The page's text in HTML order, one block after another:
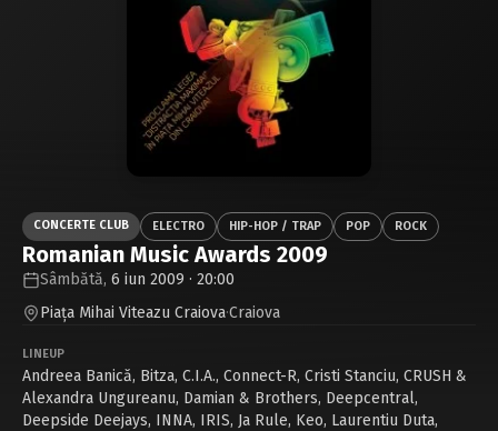
Caută în site...
CONCERTE CLUB ELECTRO HIP-HOP / TRAP POP ROCK
Romanian Music Awards 2009
Sâmbătă, 6 iun 2009 · 20:00
Piaţa Mihai Viteazu Craiova·Craiova
LINEUP
Andreea Banică, Bitza, C.I.A., Connect-R, Cristi Stanciu, CRUSH &
Alexandra Ungureanu, Damian & Brothers, Deepcentral,
Deepside Deejays, INNA, IRIS, Ja Rule, Keo, Laurentiu Duta,